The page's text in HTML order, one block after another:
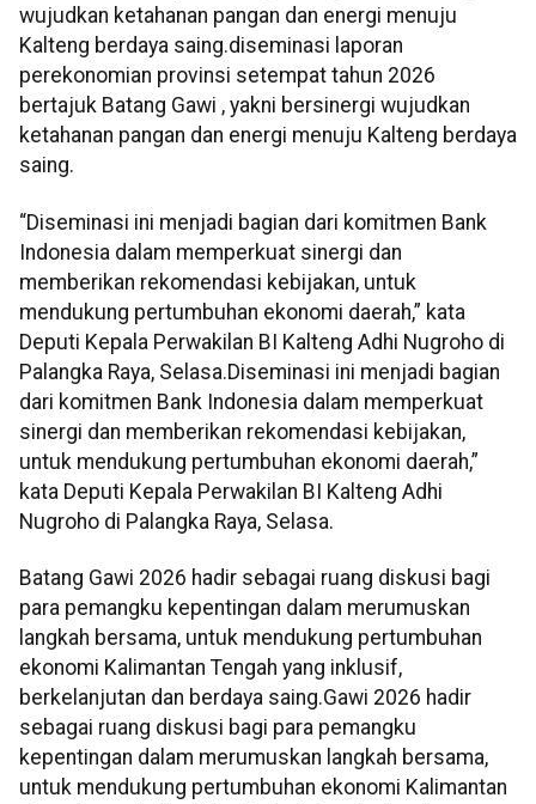
wujudkan ketahanan pangan dan energi menuju
Kalteng berdaya saing.diseminasi laporan
perekonomian provinsi setempat tahun 2026
bertajuk Batang Gawi , yakni bersinergi wujudkan
ketahanan pangan dan energi menuju Kalteng berdaya
saing.
“Diseminasi ini menjadi bagian dari komitmen Bank
Indonesia dalam memperkuat sinergi dan
memberikan rekomendasi kebijakan, untuk
mendukung pertumbuhan ekonomi daerah,” kata
Deputi Kepala Perwakilan BI Kalteng Adhi Nugroho di
Palangka Raya, Selasa.Diseminasi ini menjadi bagian
dari komitmen Bank Indonesia dalam memperkuat
sinergi dan memberikan rekomendasi kebijakan,
untuk mendukung pertumbuhan ekonomi daerah,”
kata Deputi Kepala Perwakilan BI Kalteng Adhi
Nugroho di Palangka Raya, Selasa.
Batang Gawi 2026 hadir sebagai ruang diskusi bagi
para pemangku kepentingan dalam merumuskan
langkah bersama, untuk mendukung pertumbuhan
ekonomi Kalimantan Tengah yang inklusif,
berkelanjutan dan berdaya saing.Gawi 2026 hadir
sebagai ruang diskusi bagi para pemangku
kepentingan dalam merumuskan langkah bersama,
untuk mendukung pertumbuhan ekonomi Kalimantan